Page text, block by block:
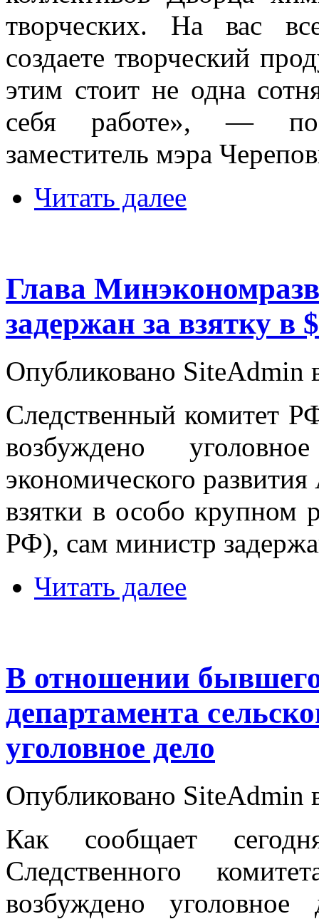
творческих. На вас
создаете творческий
этим стоит не одна
себя работе», —
заместитель мэра
Читать далее
Глава
задержан за взятку
Опубликовано SiteAdmin
Следственный комитет
возбуждено
экономического
взятки в особо крупном
РФ), сам министр
Читать далее
В отношении
департамента
уголовное дело
Опубликовано SiteAdmin
Как сообщает
Следственного
возбуждено